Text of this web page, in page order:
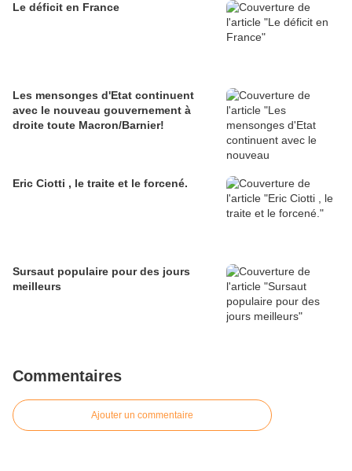
Le déficit en France
Les mensonges d'Etat continuent
avec le nouveau gouvernement à
droite toute Macron/Barnier!
Eric Ciotti , le traite et le forcené.
Sursaut populaire pour des jours
meilleurs
Commentaires
Ajouter un commentaire